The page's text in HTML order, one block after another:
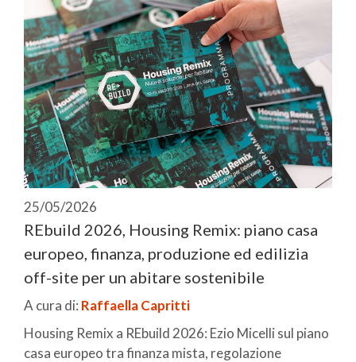
25/05/2026
REbuild 2026, Housing Remix: piano casa
europeo, finanza, produzione ed edilizia
off-site per un abitare sostenibile
A cura di: Raffaella Capritti
Housing Remix a REbuild 2026: Ezio Micelli sul piano
casa europeo tra finanza mista, regolazione